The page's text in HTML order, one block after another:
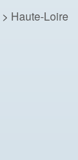
> Haute-Loire